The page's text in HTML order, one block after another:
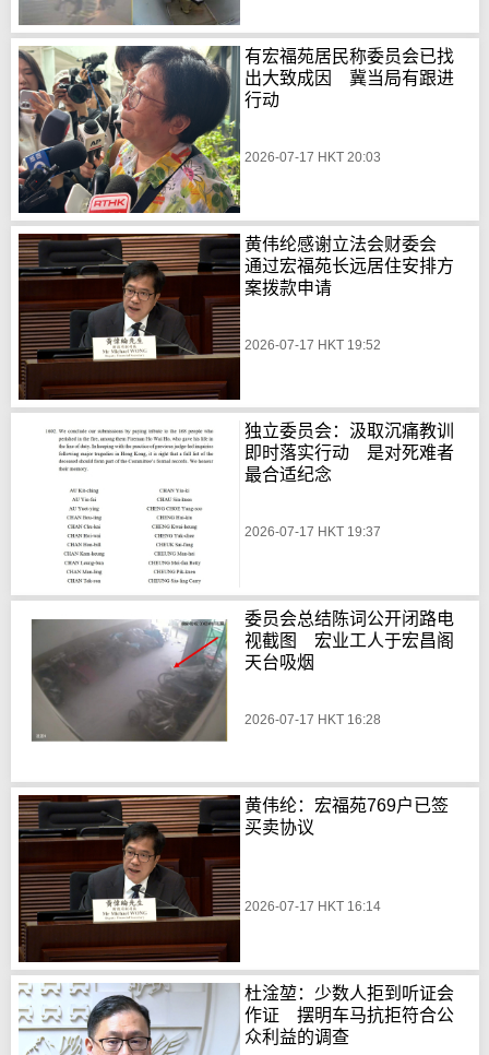
有宏福苑居民称委员会已找
出大致成因 冀当局有跟进
行动
2026-07-17 HKT 20:03
黄伟纶感谢立法会财委会
通过宏福苑长远居住安排方
案拨款申请
2026-07-17 HKT 19:52
独立委员会：汲取沉痛教训
即时落实行动 是对死难者
最合适纪念
2026-07-17 HKT 19:37
委员会总结陈词公开闭路电
视截图 宏业工人于宏昌阁
天台吸烟
2026-07-17 HKT 16:28
黄伟纶：宏福苑769户已签
买卖协议
2026-07-17 HKT 16:14
杜淦堃：少数人拒到听证会
作证 摆明车马抗拒符合公
众利益的调查